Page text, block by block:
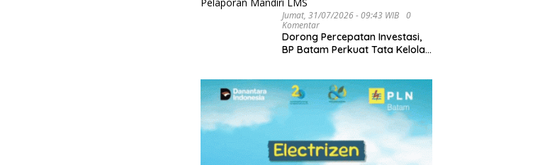
Jumat, 31/07/2026 - 09:43 WIB
0
Komentar
Dorong Percepatan Investasi,
BP Batam Perkuat Tata Kelola